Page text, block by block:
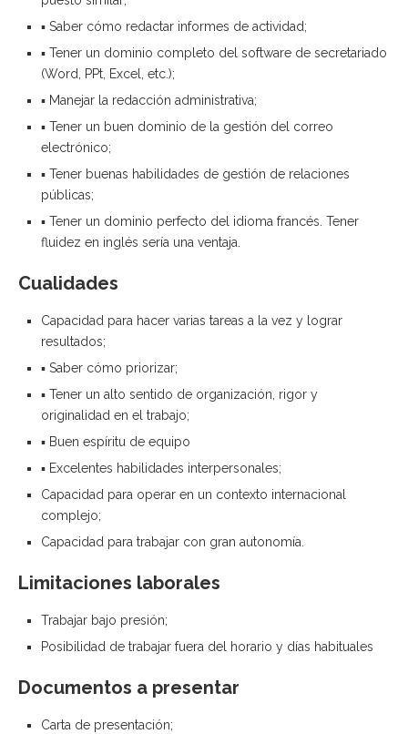
▪ Saber cómo redactar informes de actividad;
▪ Tener un dominio completo del software de secretariado
(Word, PPt, Excel, etc.);
▪ Manejar la redacción administrativa;
▪ Tener un buen dominio de la gestión del correo
electrónico;
▪ Tener buenas habilidades de gestión de relaciones
públicas;
▪ Tener un dominio perfecto del idioma francés. Tener
fluidez en inglés sería una ventaja.
Cualidades
Capacidad para hacer varias tareas a la vez y lograr
resultados;
▪ Saber cómo priorizar;
▪ Tener un alto sentido de organización, rigor y
originalidad en el trabajo;
▪ Buen espíritu de equipo
▪ Excelentes habilidades interpersonales;
Capacidad para operar en un contexto internacional
complejo;
Capacidad para trabajar con gran autonomía.
Limitaciones laborales
Trabajar bajo presión;
Posibilidad de trabajar fuera del horario y días habituales
Documentos a presentar
Carta de presentación;